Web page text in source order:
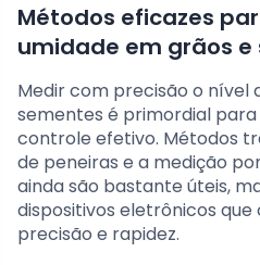
Métodos eficazes
umidade em grãos e
Medir com precisão o nível
sementes é primordial
controle efetivo. Métodos
de peneiras e a medição
ainda são bastante úteis,
dispositivos eletrônicos
precisão e rapidez.